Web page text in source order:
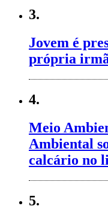
3.
Jovem é
própria
4.
Meio
Ambiental
calcário no
5.